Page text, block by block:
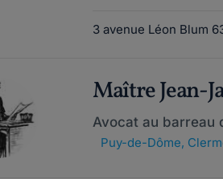
3 avenue Léon Blum
Maître Jean-
Avocat au barreau
Puy-de-Dôme,